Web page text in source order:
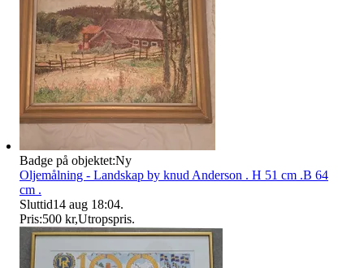
Badge på objektet:Ny
Oljemålning - Landskap by knud Anderson . H 51 cm .B 64
cm .
Sluttid14 aug 18:04.
Pris:500 kr,Utropspris.